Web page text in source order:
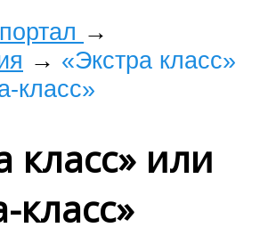
→
→ «Экстра класс»
класс»
класс» или
класс»